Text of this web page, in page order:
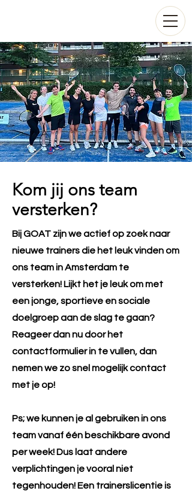
Kom jij ons team
versterken?
Bij GOAT zijn we actief op zoek naar
nieuwe trainers die het leuk vinden om
ons team in Amsterdam te
versterken! Lijkt het je leuk om met
een jonge, sportieve en sociale
doelgroep aan de slag te gaan?
Reageer dan nu door het
contactformulier in te vullen, dan
nemen we zo snel mogelijk contact
met je op!
Ps; we kunnen je al gebruiken in ons
team vanaf één beschikbare avond
per week! Dus laat andere
verplichtingen je vooral niet
tegenhouden! Een trainerslicentie is